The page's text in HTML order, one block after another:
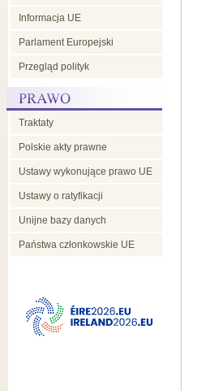
Informacja UE
Parlament Europejski
Przegląd polityk
Traktaty
Polskie akty prawne
Ustawy wykonujące prawo UE
Ustawy o ratyfikacji
Unijne bazy danych
Państwa członkowskie UE